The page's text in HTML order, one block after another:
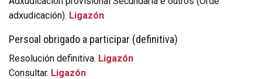
adxudicación). Ligazón
Persoal obrigado a participar (definitiva)
Resolución definitiva. Ligazón
Consultar. Ligazón